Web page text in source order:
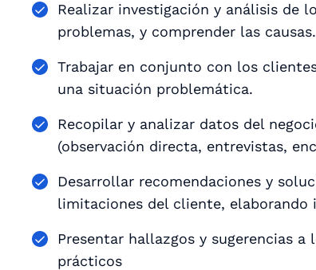
Realizar investigación y análisis de
problemas, y comprender las causas.
Trabajar en conjunto con los
una situación problemática.
Recopilar y analizar datos del
(observación directa, entrevistas,
Desarrollar recomendaciones y
limitaciones del cliente, elaborando
Presentar hallazgos y sugerencias
prácticos